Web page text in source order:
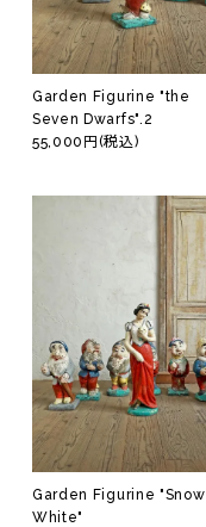
Garden Figurine "the
Seven Dwarfs".2
55,000円(税込)
Garden Figurine "Snow
White"